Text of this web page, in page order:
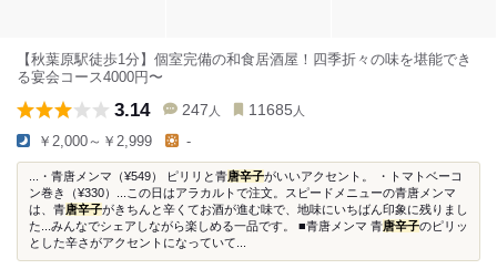
【秋葉原駅徒歩1分】個室完備の和食居酒屋！四季折々の味を堪能でき
る宴会コース4000円〜
3.14 247 人 11685 人
￥2,000～￥2,999 -
...・青唐メンマ（¥549） ピリリと青唐辛子がいいアクセント。 ・トマトベーコ
ン巻き（¥330）...この日はアラカルトで注文。スピードメニューの青唐メンマ
は、青唐辛子がきちんと辛くてお酒が進む味で、地味にいちばん印象に残りまし
た...みんなでシェアしながら楽しめる一品です。 ■青唐メンマ 青唐辛子のピリッ
とした辛さがアクセントになっていて...